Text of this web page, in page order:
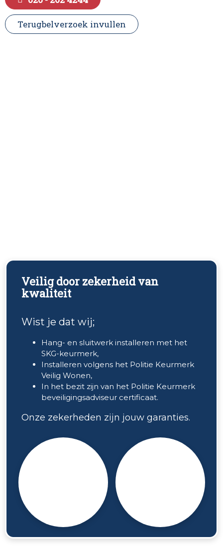
Terugbelverzoek invullen
Veilig door zekerheid van
kwaliteit
Wist je dat wij;
Hang- en sluitwerk installeren met het
SKG-keurmerk,
Installeren volgens het Politie Keurmerk
Veilig Wonen,
In het bezit zijn van het Politie Keurmerk
beveiligingsadviseur certificaat.
Onze zekerheden zijn jouw garanties.